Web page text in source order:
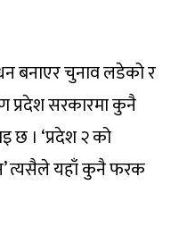
बनाएर चुनाव लडेको र
प्रदेश सरकारमा कुनै
छ । ‘प्रदेश २ को
त्यसैले यहाँ कुनै फरक